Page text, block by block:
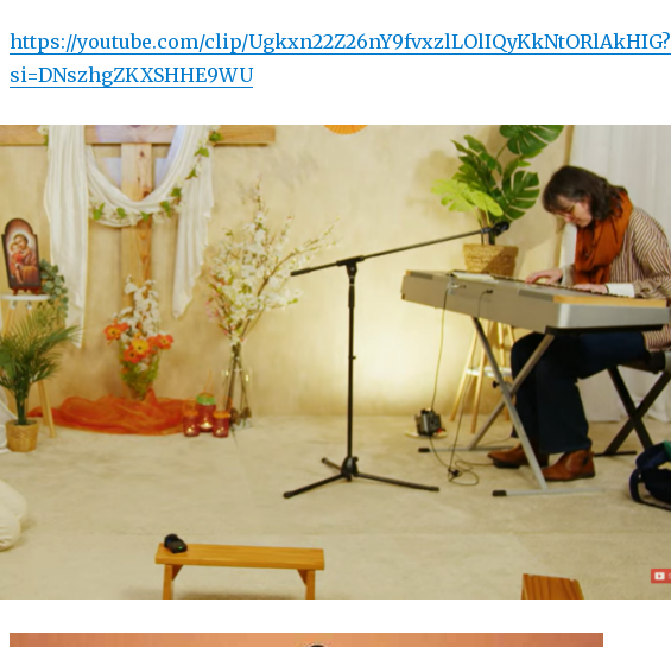
https://youtube.com/clip/Ugkxn22Z26nY9fvxzlLOlIQyKkNtORlAkHIG?
si=DNszhgZKXSHHE9WU